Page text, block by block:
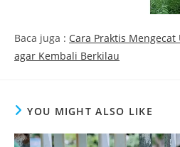
Baca juga : Cara Praktis Mengecat
agar Kembali Berkilau
YOU MIGHT ALSO LIKE